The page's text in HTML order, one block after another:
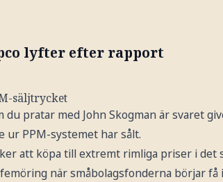
lyfter efter rapport
säljtrycket
du pratar med John Skogman är svaret
ur PPM-systemet har sålt.
att köpa till extremt rimliga priser i
när småbolagsfonderna börjar